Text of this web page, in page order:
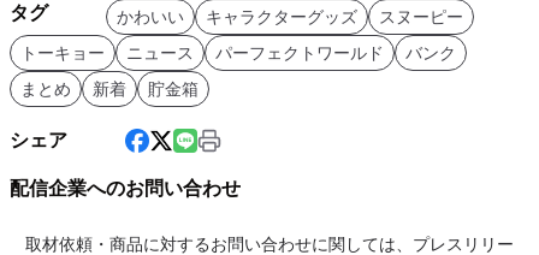
タグ かわいい キャラクターグッズ
スヌーピー
トーキョー
ニュース パーフェクトワールド
バンク
まとめ
新着 貯金箱
シェア
配信企業へのお問い合わせ
取材依頼・商品に対するお問い合わせに関しては、プレスリリー